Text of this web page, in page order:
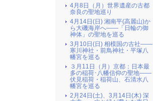
4月8日（月）世界遺産の古都
奈良の聖地巡り
4月14日(日) 湘南平(高麗山)か
ら大磯海岸へ――「日輪の御
神体」の聖地を巡る
3月10日(日) 相模国の古社――
寒川神社・前鳥神社・平塚八
幡宮を巡る
３月11日（月）京都：日本最
多の稲荷･八幡信仰の聖地――
伏見稲荷・稲荷山、石清水八
幡宮を巡る
2月24日(土)、3月14日(木) 深